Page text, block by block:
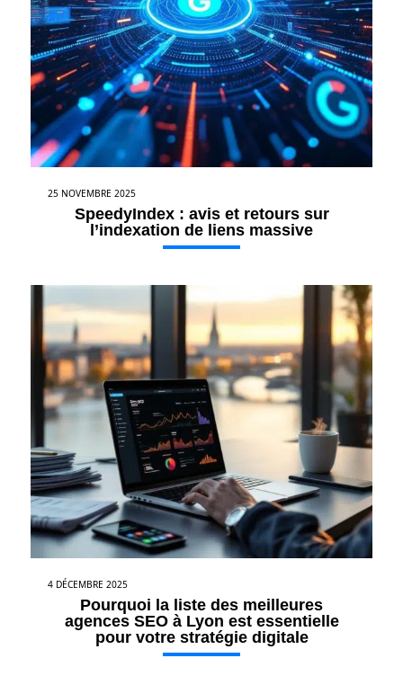
25 NOVEMBRE 2025
SpeedyIndex : avis et retours sur
l’indexation de liens massive
4 DÉCEMBRE 2025
Pourquoi la liste des meilleures
agences SEO à Lyon est essentielle
pour votre stratégie digitale